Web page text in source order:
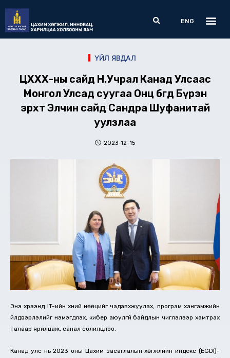
content
Search
ENG
ҮЙЛ ЯВДАЛ
ЦХХХ-ны сайд Н.Учрал Канад Улсаас
Монгол Улсад суугаа Онц бөгөөд Бүрэн
эрхт Элчин сайд Сандра Шуфанитай
уулзлаа
2023-12-15
Энэ хүрээнд IT-ийн хүний нөөцийг чадавхжуулах, програм хангамжийн
үйлдвэрлэлийг нэмэгдүүлэх, кибер аюулгүй байдлын чиглэлээр хамтрах
талаар ярилцаж, санал солилцлоо.
Канад улс нь 2023 оны Цахим засаглалын хөгжлийн индекс (EGDI)-